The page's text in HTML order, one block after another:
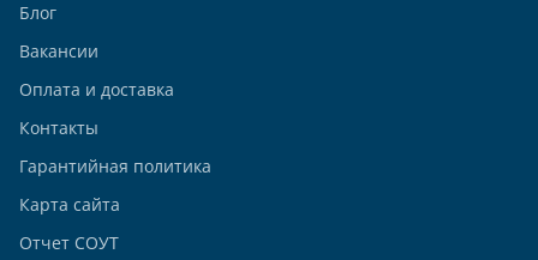
Блог
Вакансии
Оплата и доставка
Контакты
Гарантийная политика
Карта сайта
Отчет СОУТ